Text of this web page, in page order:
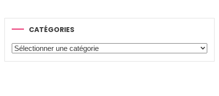
CATÉGORIES
Catégories